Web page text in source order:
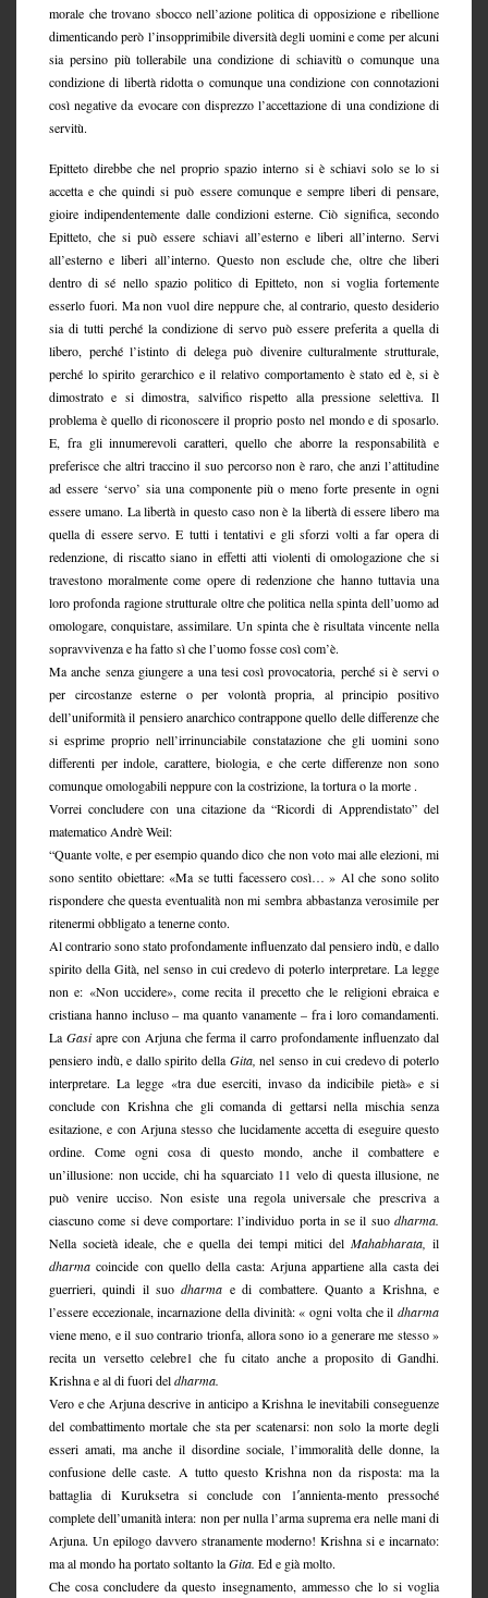
morale che trovano sbocco nell’azione politica di opposizione e ribellione
dimenticando però l’insopprimibile diversità degli uomini e come per alcuni
sia persino più tollerabile una condizione di schiavitù o comunque una
condizione di libertà ridotta o comunque una condizione con connotazioni
così negative da evocare con disprezzo l’accettazione di una condizione di
servitù.
Epitteto direbbe che nel proprio spazio interno si è schiavi solo se lo si
accetta e che quindi si può essere comunque e sempre liberi di pensare,
gioire indipendentemente dalle condizioni esterne. Ciò significa, secondo
Epitteto, che si può essere schiavi all’esterno e liberi all’interno. Servi
all’esterno e liberi all’interno. Questo non esclude che, oltre che liberi
dentro di sé nello spazio politico di Epitteto, non si voglia fortemente
esserlo fuori. Ma non vuol dire neppure che, al contrario, questo desiderio
sia di tutti perché la condizione di servo può essere preferita a quella di
libero, perché l’istinto di delega può divenire culturalmente strutturale,
perché lo spirito gerarchico e il relativo comportamento è stato ed è, si è
dimostrato e si dimostra, salvifico rispetto alla pressione selettiva. Il
problema è quello di riconoscere il proprio posto nel mondo e di sposarlo.
E, fra gli innumerevoli caratteri, quello che aborre la responsabilità e
preferisce che altri traccino il suo percorso non è raro, che anzi l’attitudine
ad essere ‘servo’ sia una componente più o meno forte presente in ogni
essere umano. La libertà in questo caso non è la libertà di essere libero ma
quella di essere servo. E tutti i tentativi e gli sforzi volti a far opera di
redenzione, di riscatto siano in effetti atti violenti di omologazione che si
travestono moralmente come opere di redenzione che hanno tuttavia una
loro profonda ragione strutturale oltre che politica nella spinta dell’uomo ad
omologare, conquistare, assimilare. Un spinta che è risultata vincente nella
sopravvivenza e ha fatto sì che l’uomo fosse così com’è.
Ma anche senza giungere a una tesi così provocatoria, perché si è servi o
per circostanze esterne o per volontà propria, al principio positivo
dell’uniformità il pensiero anarchico contrappone quello delle differenze che
si esprime proprio nell’irrinunciabile constatazione che gli uomini sono
differenti per indole, carattere, biologia, e che certe differenze non sono
comunque omologabili neppure con la costrizione, la tortura o la morte .
Vorrei concludere con una citazione da “Ricordi di Apprendistato” del
matematico Andrè Weil:
“Quante volte, e per esempio quando dico che non voto mai alle elezioni, mi
sono sentito obiettare: «Ma se tutti facessero così… » Al che sono solito
rispondere che questa eventualità non mi sembra abbastanza verosimile per
ritenermi obbligato a tenerne conto.
Al contrario sono stato profondamente influenzato dal pensiero indù, e dallo
spirito della Gità, nel senso in cui credevo di poterlo interpretare. La legge
non e: «Non uccidere», come recita il precetto che le religioni ebraica e
cristiana hanno incluso – ma quanto vanamente – fra i loro comandamenti.
La Gasiapre con Arjuna che ferma il carro profondamente influenzato dal
pensiero indù, e dallo spirito della Gita, nel senso in cui credevo di poterlo
interpretare. La legge «tra due eserciti, invaso da indicibile pietà» e si
conclude con Krishna che gli comanda di gettarsi nella mischia senza
esitazione, e con Arjuna stesso che lucidamente accetta di eseguire questo
ordine. Come ogni cosa di questo mondo, anche il combattere e
un’illusione: non uccide, chi ha squarciato 11 velo di questa illusione, ne
può venire ucciso. Non esiste una regola universale che prescriva a
ciascuno come si deve comportare: l’individuo porta in se il suo dharma.
Nella società ideale, che e quella dei tempi mitici del Mahabharata, il
dharma coincide con quello della casta: Arjuna appartiene alla casta dei
guerrieri, quindi il suodharma e di combattere. Quanto a Krishna, e
l’essere eccezionale, incarnazione della divinità: « ogni volta che il dharma
viene meno, e il suo contrario trionfa, allora sono io a generare me stesso »
recita un versetto celebre1 che fu citato anche a proposito di Gandhi.
Krishna e al di fuori deldharma.
Vero e che Arjuna descrive in anticipo a Krishna le inevitabili conseguenze
del combattimento mortale che sta per scatenarsi: non solo la morte degli
esseri amati, ma anche il disordine sociale, l’immoralità delle donne, la
confusione delle caste. A tutto questo Krishna non da risposta: ma la
battaglia di Kuruksetra si conclude con 1′annienta-mento pressoché
complete dell’umanità intera: non per nulla l’arma suprema era nelle mani di
Arjuna. Un epilogo davvero stranamente moderno! Krishna si e incarnato:
ma al mondo ha portato soltanto laGita. Ed e già molto.
Che cosa concludere da questo insegnamento, ammesso che lo si voglia